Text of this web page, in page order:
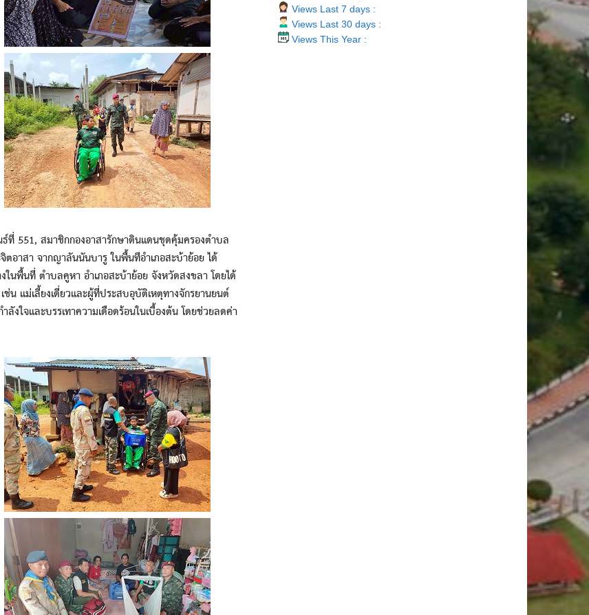
สมาชิกกองอาสารักษาดินแดนชุดคุ้มครองตำบล
อาสา จากญาลันนันบารู ในพื้นทีอำเภอสะบ้าย้อย ได้
นพื้นที่ ตำบลคูหา อำเภอสะบ้าย้อย จังหวัดสงขลา โดยได้
น แม่เลี้ยงเดี่ยวและผู้ที่ประสบอุบัติเหตุทางจักรยานยนต์
งใจและบรรเทาความเดือดร้อนในเบื้องต้น โดยช่วยลดค่า
Views Last 7 days :
Views Last 30 days :
Views This Year :